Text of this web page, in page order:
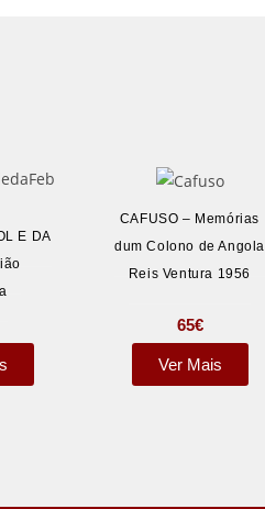
E DA
CAFUSO – Memórias
dum Colono de Angola
Reis Ventura 1956
65€
Ver Mais